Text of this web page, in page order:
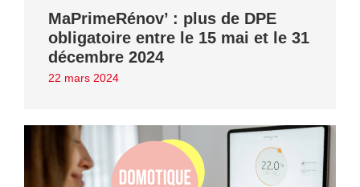
MaPrimeRénov’ : plus de DPE
obligatoire entre le 15 mai et le 31
décembre 2024
22 mars 2024